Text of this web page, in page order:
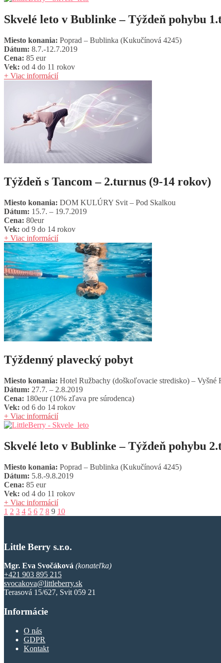
Skvelé leto v Bublinke – Týždeň pohybu
Miesto konania: Poprad – Bublinka (Kukučínová 4245)
Dátum: 8.7.-12.7.2019
Cena: 85 eur
Vek: od 4 do 11 rokov
+ Viac informácií
Týždeň s Tancom – 2.turnus (9-14 rokov)
Miesto konania: DOM KULÚRY Svit – Pod Skalkou
Dátum: 15.7. – 19.7.2019
Cena: 80eur
Vek: od 9 do 14 rokov
+ Viac informácií
Týždenný plavecký pobyt
Miesto konania: Hotel Ružbachy (doškoľovacie stredisko) – Vyšné
Dátum: 27.7. – 2.8.2019
Cena: 180eur (10% zľava pre súrodenca)
Vek: od 6 do 14 rokov
+ Viac informácií
Skvelé leto v Bublinke – Týždeň pohybu
Miesto konania: Poprad – Bublinka (Kukučínová 4245)
Dátum: 5.8.-9.8.2019
Cena: 85 eur
Vek: od 4 do 11 rokov
+ Viac informácií
1 2 3 4 5 6 7 8 9 10
Little Berry s.r.o.
Mgr. Eva Svočáková (konateľka)
+421 903 895 215
svocakova@littleberry.sk
Terasová 15/627, Svit 059 21
Informácie
O nás
GDPR
Kontakt